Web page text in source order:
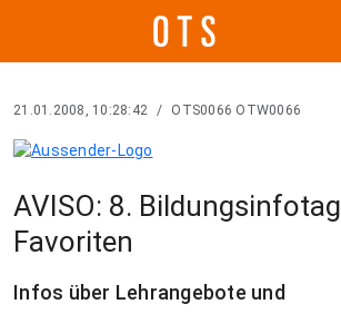
21.01.2008, 10:28:42 / OTS0066 OTW0066
AVISO: 8.
Favoriten
Infos über Lehrangebote und